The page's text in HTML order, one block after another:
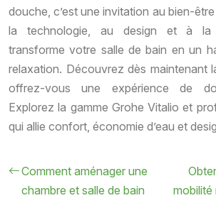
douche, c’est une invitation au bien-
la technologie, au design et à la
transforme votre salle de bain en un
relaxation. Découvrez dès maintenant
offrez-vous une expérience de
Explorez la gamme Grohe Vitalio et
qui allie confort, économie d’eau et
Comment aménager une
chambre et salle de bain
mobilité